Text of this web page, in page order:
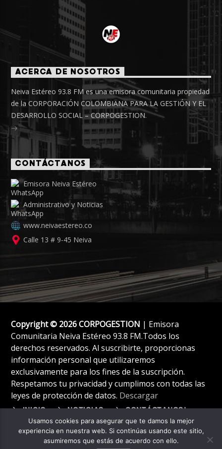
ACERCA DE NOSOTROS
Neiva Estéreo 93.8 FM es una emisora comunitaria propiedad
de la CORPORACIÓN COLOMBIANA PARA LA GESTIÓN Y EL
DESARROLLO SOCIAL – CORPOGESTION.
CONTÁCTANOS
Emisora Neiva Estéreo
Administrativo y Noticias
www.neivaestereo.co
Calle 13 # 9-45 Neiva
Copyright © 2026 CORPOGESTION | Emisora
Comunitaria Neiva Estéreo 93.8 FM.Todos los
derechos reservados. Al suscribirte, proporcionas
información personal que utilizaremos
exclusivamente para los fines de la suscripción.
Respetamos tu privacidad y cumplimos con todas las
leyes de protección de datos. Descargar
INICIO NOTICIAS CONTÁCTANOS!
Usamos cookies para asegurar que te damos la mejor
experiencia en nuestra web. Si continúas usando este sitio,
asumiremos que estás de acuerdo con ello.